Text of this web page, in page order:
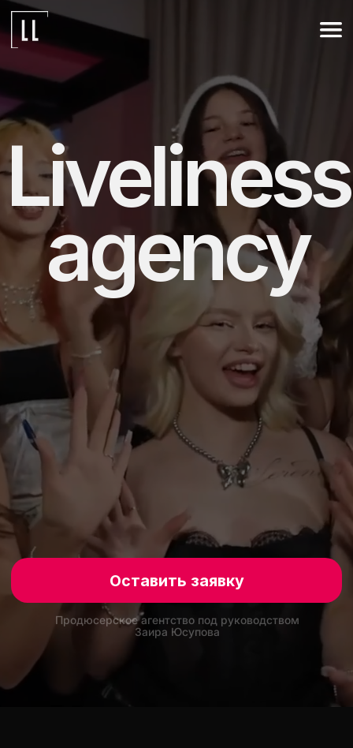
Продюсерское агентство под руководством
Заира Юсупова
Liveliness
agency
Оставить заявку